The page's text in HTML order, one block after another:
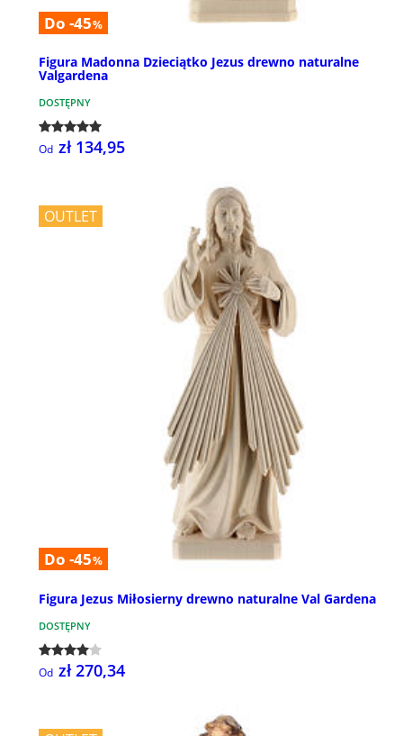
Do -45%
Figura Madonna Dzieciątko Jezus drewno naturalne
Valgardena
DOSTĘPNY
Od zł 134,95
OUTLET
Do -45%
Figura Jezus Miłosierny drewno naturalne Val Gardena
DOSTĘPNY
Od zł 270,34